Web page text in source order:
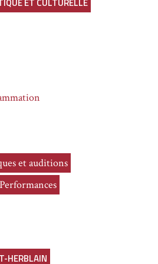
et auditions
HERBLAIN